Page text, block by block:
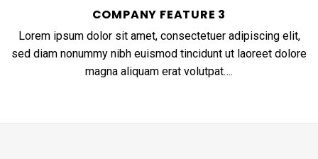
COMPANY FEATURE 3
Lorem ipsum dolor sit amet, consectetuer adipiscing elit,
sed diam nonummy nibh euismod tincidunt ut laoreet dolore
magna aliquam erat volutpat….